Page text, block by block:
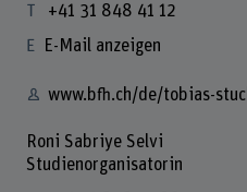
+41 31 848 41 12
E-Mail anzeigen
www.bfh.ch/de/tobias-
Roni Sabriye Selvi
Studienorganisatorin